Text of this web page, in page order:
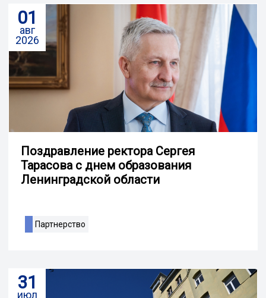
01
авг
2026
Поздравление ректора Сергея
Тарасова с днем образования
Ленинградской области
Партнерство
31
июл